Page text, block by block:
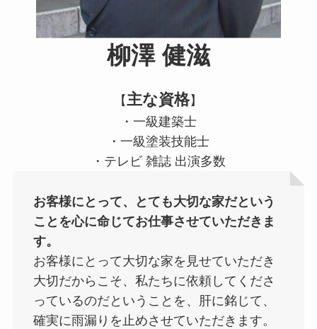
柳澤 健滋
【主な資格】
・一級建築士
・一級塗装技能士
・テレビ 雑誌 出演多数
お客様にとって、とても大切な家だという
ことを心に命じてお仕事させていただきま
す。
お客様にとって大切な家を見せていただき
大切だからこそ、私たちに依頼してくださ
っているのだということを、肝に銘じて、
確実に雨漏りを止めさせていただきます。